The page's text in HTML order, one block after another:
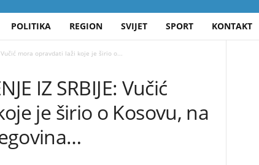
POLITIKA REGION SVIJET SPORT KONTAKT
Vučić mora opravdati laži koje je širio o...
IZ SRBIJE: Vučić
je širio o Kosovu, na